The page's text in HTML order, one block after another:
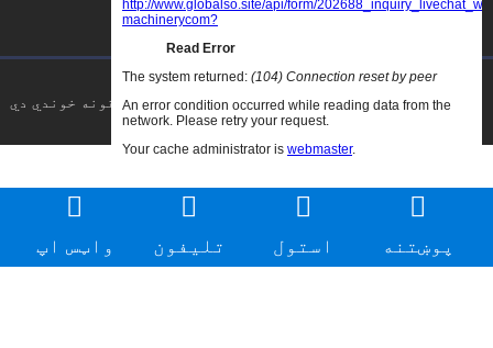
د کاپي حق © ۲۰۲۵ ګوډاو.سي این ټول حقونه خوندي دي
واټس اپ تلیفون استول پوښتنه